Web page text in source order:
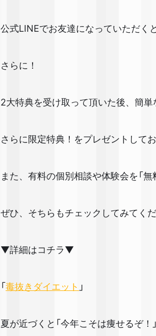
公式LINEでお友達になっていただく
さらに！
2大特典を受け取って頂いた後、簡
さらに限定特典！をプレゼントしてお
また、有料の個別相談や体験会を「
ぜひ、そちらもチェックしてみてく
▼詳細はコチラ▼
「 毒抜きダイエット 」
夏が近づくと「今年こそは痩せるぞ！